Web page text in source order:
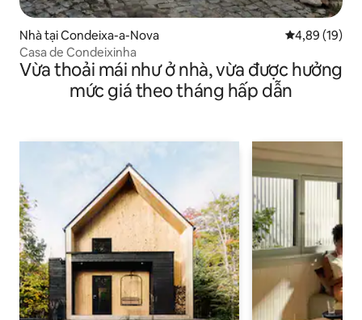
Nhà tại Condeixa-a-Nova Xếp hạng
4,89 (19)
Casa de Condeixinha
Vừa thoải mái như ở nhà, vừa được hưởng
mức giá theo tháng hấp dẫn